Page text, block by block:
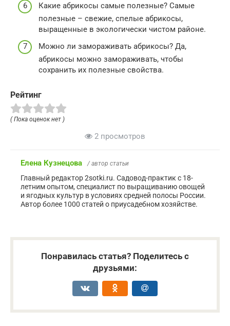
Какие абрикосы самые полезные? Самые
полезные – свежие, спелые абрикосы,
выращенные в экологически чистом районе.
Можно ли замораживать абрикосы? Да,
абрикосы можно замораживать, чтобы
сохранить их полезные свойства.
Рейтинг
( Пока оценок нет )
2 просмотров
Елена Кузнецова / автор статьи
Главный редактор 2sotki.ru. Садовод-практик с 18-
летним опытом, специалист по выращиванию овощей
и ягодных культур в условиях средней полосы России.
Автор более 1000 статей о приусадебном хозяйстве.
Понравилась статья? Поделитесь с
друзьями: